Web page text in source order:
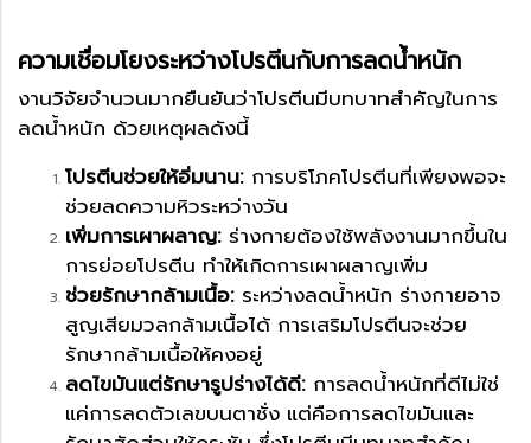
ความเชื่อมโยงระหว่างโปรตีนกับการลดน้ำหนัก
งานวิจัยจำนวนมากยืนยันว่าโปรตีนมีบทบาทสำคัญในการ
ลดน้ำหนัก ด้วยเหตุผลดังนี้
โปรตีนช่วยให้อิ่มนาน: การบริโภคโปรตีนที่เพียงพอจะ
ช่วยลดความหิวระหว่างวัน
เพิ่มการเผาผลาญ: ร่างกายต้องใช้พลังงานมากขึ้นใน
การย่อยโปรตีน ทำให้เกิดการเผาผลาญเพิ่ม
ช่วยรักษากล้ามเนื้อ: ระหว่างลดน้ำหนัก ร่างกายอาจ
สูญเสียมวลกล้ามเนื้อได้ การเสริมโปรตีนจะช่วย
รักษากล้ามเนื้อให้คงอยู่
ลดไขมันแต่รักษารูปร่างได้ดี: การลดน้ำหนักที่ดีไม่ใช่
แค่การลดตัวเลขบนตาชั่ง แต่คือการลดไขมันและ